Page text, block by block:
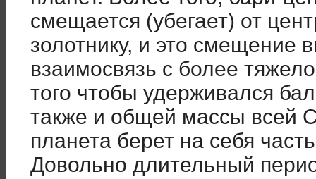
смещается (убегает) от
золотнику, и это смещение
взаимосвязь с более
того чтобы удерживался
также и общей массы всей
планета берет на себя
Довольно длительный